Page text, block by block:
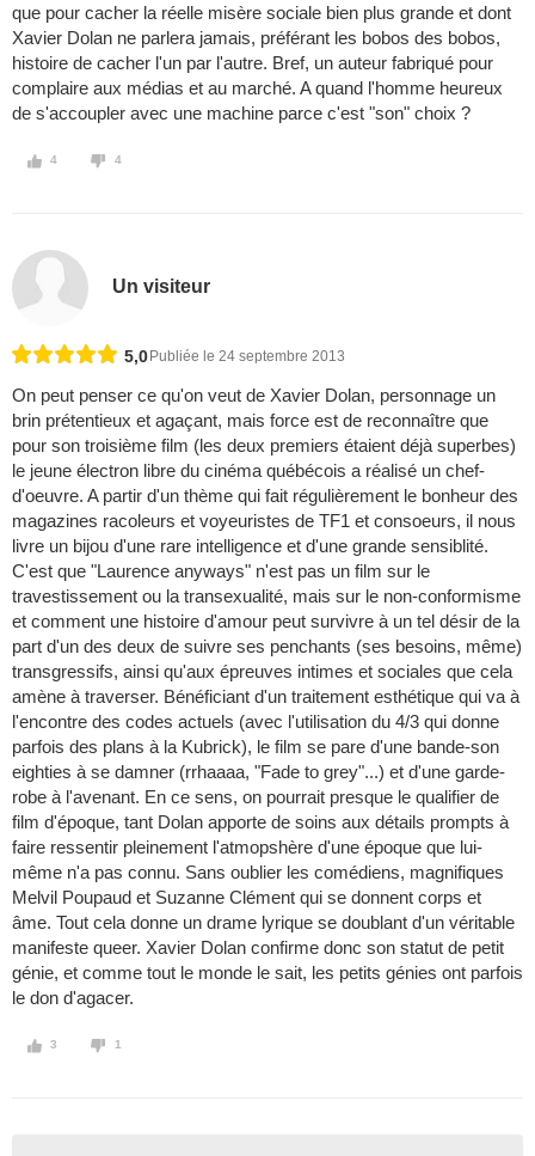
que pour cacher la réelle misère sociale bien plus grande et dont
Xavier Dolan ne parlera jamais, préférant les bobos des bobos,
histoire de cacher l'un par l'autre. Bref, un auteur fabriqué pour
complaire aux médias et au marché. A quand l'homme heureux
de s'accoupler avec une machine parce c'est "son" choix ?
4 4
Un visiteur
5,0 Publiée le 24 septembre 2013
On peut penser ce qu'on veut de Xavier Dolan, personnage un
brin prétentieux et agaçant, mais force est de reconnaître que
pour son troisième film (les deux premiers étaient déjà superbes)
le jeune électron libre du cinéma québécois a réalisé un chef-
d'oeuvre. A partir d'un thème qui fait régulièrement le bonheur des
magazines racoleurs et voyeuristes de TF1 et consoeurs, il nous
livre un bijou d'une rare intelligence et d'une grande sensiblité.
C'est que "Laurence anyways" n'est pas un film sur le
travestissement ou la transexualité, mais sur le non-conformisme
et comment une histoire d'amour peut survivre à un tel désir de la
part d'un des deux de suivre ses penchants (ses besoins, même)
transgressifs, ainsi qu'aux épreuves intimes et sociales que cela
amène à traverser. Bénéficiant d'un traitement esthétique qui va à
l'encontre des codes actuels (avec l'utilisation du 4/3 qui donne
parfois des plans à la Kubrick), le film se pare d'une bande-son
eighties à se damner (rrhaaaa, "Fade to grey"...) et d'une garde-
robe à l'avenant. En ce sens, on pourrait presque le qualifier de
film d'époque, tant Dolan apporte de soins aux détails prompts à
faire ressentir pleinement l'atmopshère d'une époque que lui-
même n'a pas connu. Sans oublier les comédiens, magnifiques
Melvil Poupaud et Suzanne Clément qui se donnent corps et
âme. Tout cela donne un drame lyrique se doublant d'un véritable
manifeste queer. Xavier Dolan confirme donc son statut de petit
génie, et comme tout le monde le sait, les petits génies ont parfois
le don d'agacer.
3 1